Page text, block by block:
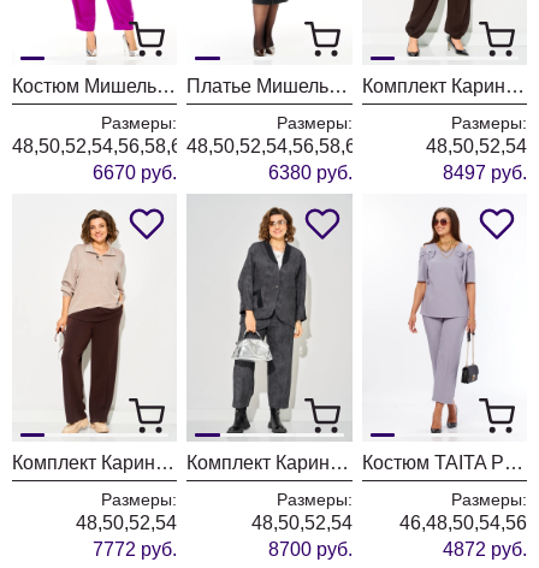
Костюм Мишель Шик 1436/1 королевский пурпур
Размеры:
48,50,52,54,56,58,60,62,64
6670 руб.
Платье Мишель Шик 2204 графит+клетка
Размеры:
48,50,52,54,56,58,60,62,64
6380 руб.
Комплект Карина Делюкс 1458 коричневый
Размеры:
48,50,52,54
8497 руб.
Комплект Карина Делюкс 1460 бежевый
Размеры:
48,50,52,54
7772 руб.
Комплект Карина Делюкс 1451 антрацит
Размеры:
48,50,52,54
8700 руб.
Костюм TAITA PLUS 2622/3 лаванда
Размеры:
46,48,50,54,56
4872 руб.